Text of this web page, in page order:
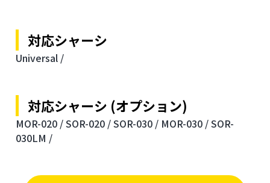
対応シャーシ
Universal /
対応シャーシ (オプション)
MOR-020 /SOR-020 /SOR-030 / MOR-030 /SOR-
030LM /